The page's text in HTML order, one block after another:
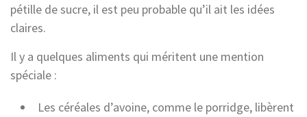
pétille de sucre, il est peu probable qu’il ait les idées
claires.
Il y a quelques aliments qui méritent une mention
spéciale :
Les céréales d’avoine, comme le porridge, libèrent